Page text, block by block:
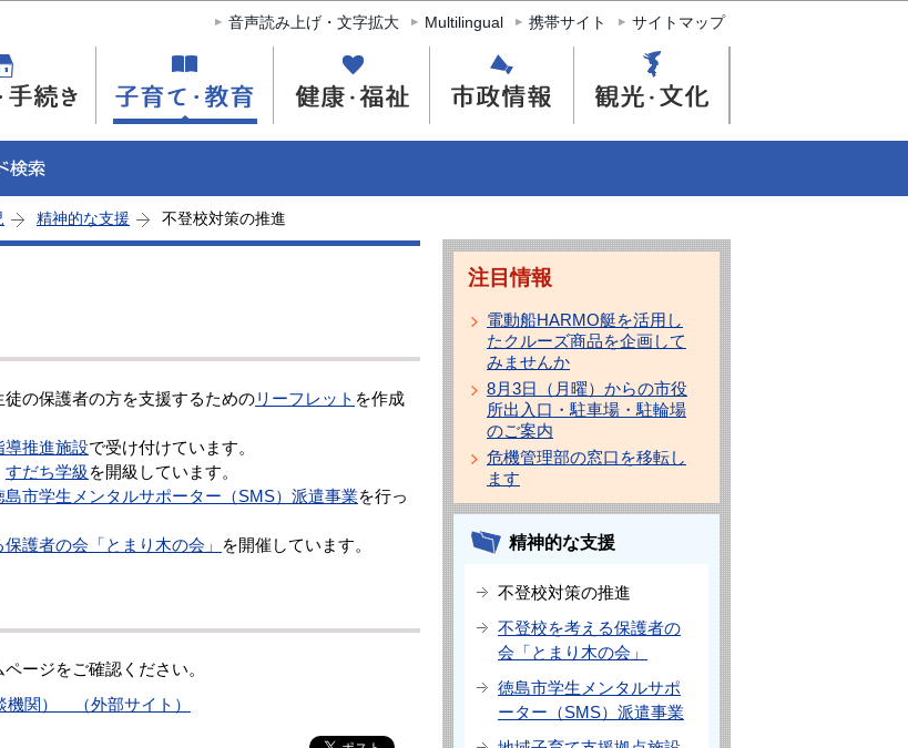
このページの本文へ移動
音声読み上げ・文字拡大 Multilingual 携帯サイト サイトマップ
精神的な支援 不登校対策の推進
の保護者の方を支援するためのリーフレット を作成
導推進施設で受け付けています。
すだち学級 を開級しています。
島市学生メンタルサポーター（SMS）派遣事業を行っ
護者の会「とまり木の会」 を開催しています。
ージをご確認ください。
機関） （外部サイト）
注目情報
電動船HARMO艇を活用し
たクルーズ商品を企画して
みませんか
8月3日（月曜）からの市役
所出入口・駐車場・駐輪場
のご案内
危機管理部の窓口を移転し
ます
精神的な支援
不登校対策の推進
不登校を考える保護者の
会「とまり木の会」
徳島市学生メンタルサポ
ーター（SMS）派遣事業